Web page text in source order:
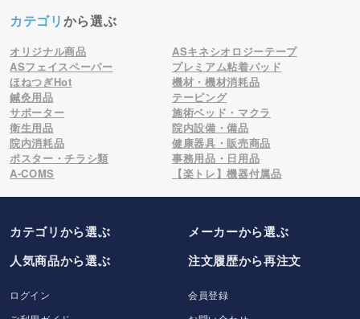
カテゴリから選ぶ
オリジナル商品
ASキネシオロジーテープ
ASフェイスペーパー
プレミアム粘着パッド
ほねつぎHot
機材・機材消耗品
鍼灸用品
テーピング
サポーター
施術ベッド・マクラ
衛生用品
院内設備・備品
院内消耗品
健康器具・販売商品
ポスター・チラシ類
事務用品・日用品
A-COMS
【楽トレ】機器付属品
カテゴリから選ぶ メーカーから選ぶ
人気商品から選ぶ
注文履歴から再注文
ログイン
会員登録